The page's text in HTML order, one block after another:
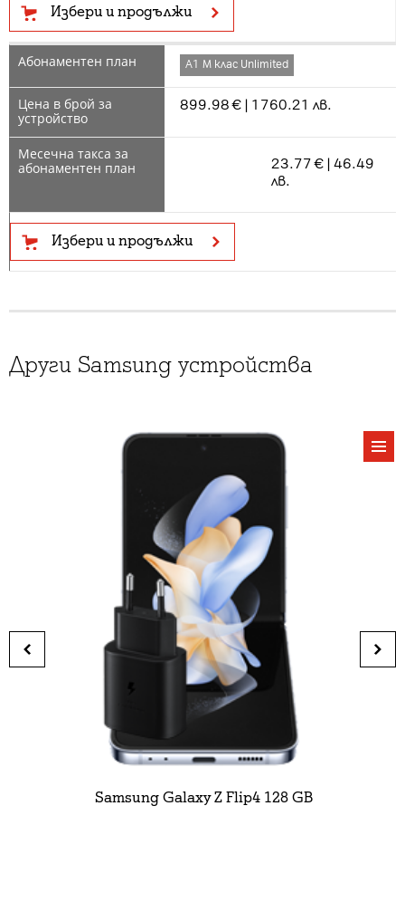
Избери и продължи
А1 М клас Unlimited
899.98 € | 1760.21 лв.
23.77 € | 46.49
лв.
Избери и продължи
Други Samsung устройства
Samsung Galaxy Z Flip4 128 GB